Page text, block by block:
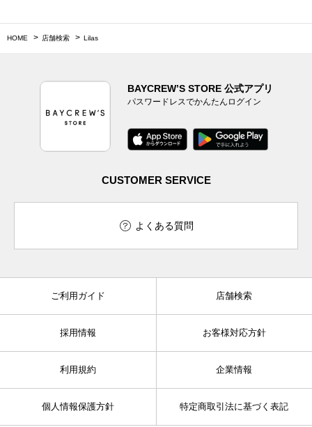
HOME 店舗検索 Lilas
BAYCREW’S STORE 公式アプリ
パスワードレスでかんたんログイン
CUSTOMER SERVICE
よくある質問
ご利用ガイド 店舗検索
採用情報 お客様対応方針
利用規約 企業情報
個人情報保護方針 特定商取引法に基づく表記